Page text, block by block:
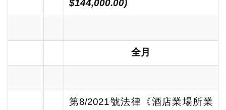
$144,000.00)
全月
第8/2021號法律《酒店業場所業